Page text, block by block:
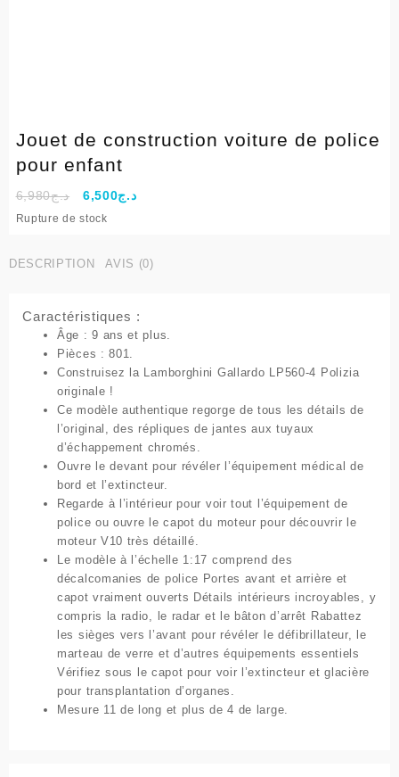
Jouet de construction voiture de police
pour enfant
د.ج6,980
Le
prix
د.ج6,980.
د.ج6,500
Le
Rupture de stock
DESCRIPTION AVIS (0)
Caractéristiques :
Âge : 9 ans et plus.
Pièces : 801.
Construisez la Lamborghini Gallardo LP560-4 Polizia
originale !
Ce modèle authentique regorge de tous les détails de
l’original, des répliques de jantes aux tuyaux
d’échappement chromés.
Ouvre le devant pour révéler l’équipement médical de
bord et l’extincteur.
Regarde à l’intérieur pour voir tout l’équipement de
police ou ouvre le capot du moteur pour découvrir le
moteur V10 très détaillé.
Le modèle à l’échelle 1:17 comprend des
décalcomanies de police Portes avant et arrière et
capot vraiment ouverts Détails intérieurs incroyables, y
compris la radio, le radar et le bâton d’arrêt Rabattez
les sièges vers l’avant pour révéler le défibrillateur, le
marteau de verre et d’autres équipements essentiels
Vérifiez sous le capot pour voir l’extincteur et glacière
pour transplantation d’organes.
Mesure 11 de long et plus de 4 de large.